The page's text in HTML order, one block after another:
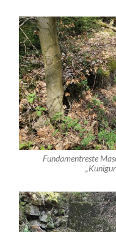
Fundamentreste